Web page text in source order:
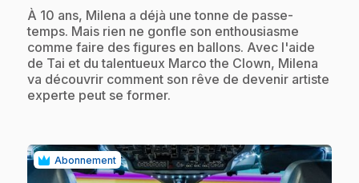
.À 10 ans, Milena a déjà une tonne de passe-
temps. Mais rien ne gonfle son enthousiasme
comme faire des figures en ballons. Avec l'aide
de Tai et du talentueux Marco the Clown, Milena
va découvrir comment son rêve de devenir artiste
experte peut se former.
Abonnement